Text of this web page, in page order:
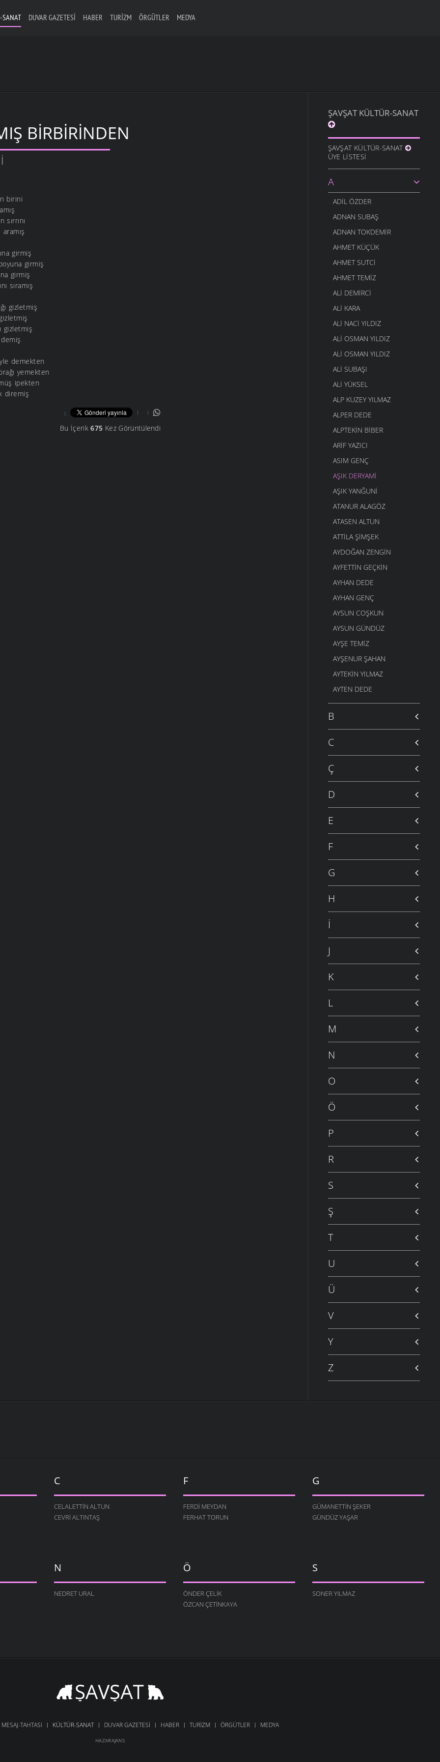
SANAT DUVAR GAZETESI HABER TURIZM ÖRGÜTLER MEDYA
BIRBIRINDEN
birini
girmiş
girmiş
girmiş
sıramış
gizletmiş
gizletmiş
demiş
demekten
yemekten
ipekten
diremiş
Bu İçerik675 Kez Görüntülendi
ŞAVŞAT KÜLTÜR-SANAT
ŞAVŞAT KÜLTÜR-SANAT
ÜYE LISTESI
A
ADIL ÖZDER
ADNAN SUBAŞ
ADNAN TOKDEMIR
AHMET KÜÇÜK
AHMET SUTCI
AHMET TEMIZ
ALI DEMIRCI
ALI KARA
ALI NACI YILDIZ
ALI OSMAN YILDIZ
ALI OSMAN YILDIZ
ALI SUBAŞI
ALI YÜKSEL
ALP KUZEY YILMAZ
ALPER DEDE
ALPTEKIN BIBER
ARIF YAZICI
ASIM GENÇ
AŞIK DERYAMI
AŞIK YANĞUNI
ATANUR ALAGÖZ
ATASEN ALTUN
ATTILA ŞIMŞEK
AYDOĞAN ZENGIN
AYFETTIN GEÇKIN
AYHAN DEDE
AYHAN GENÇ
AYSUN COŞKUN
AYSUN GÜNDÜZ
AYŞE TEMIZ
AYŞENUR ŞAHAN
AYTEKIN YILMAZ
AYTEN DEDE
B
C
Ç
D
E
F
G
H
İ
J
K
L
M
N
O
Ö
P
R
S
Ş
T
U
Ü
V
Y
Z
C
CELALETTIN ALTUN
CEVRI ALTINTAŞ
F
FERDI MEYDAN
FERHAT TORUN
G
GÜMANETTIN ŞEKER
GÜNDÜZ YAŞAR
N
NEDRET URAL
Ö
ÖNDER ÇELIK
ÖZCAN ÇETINKAYA
S
SONER YILMAZ
MESAJ-TAHTASI KÜLTÜR-SANAT DUVAR GAZETESI HABER TURIZM ÖRGÜTLER MEDYA
HAZARAJANS